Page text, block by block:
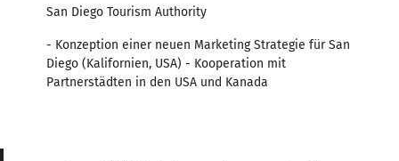
San Diego Tourism Authority
- Konzeption einer neuen Marketing Strategie für San
Diego (Kalifornien, USA) - Kooperation mit
Partnerstädten in den USA und Kanada